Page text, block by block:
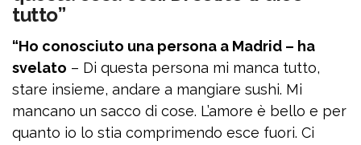
tutto”
“Ho conosciuto una persona a Madrid – ha
svelato – Di questa persona mi manca tutto,
stare insieme, andare a mangiare sushi. Mi
mancano un sacco di cose. L’amore è bello e per
quanto io lo stia comprimendo esce fuori. Ci